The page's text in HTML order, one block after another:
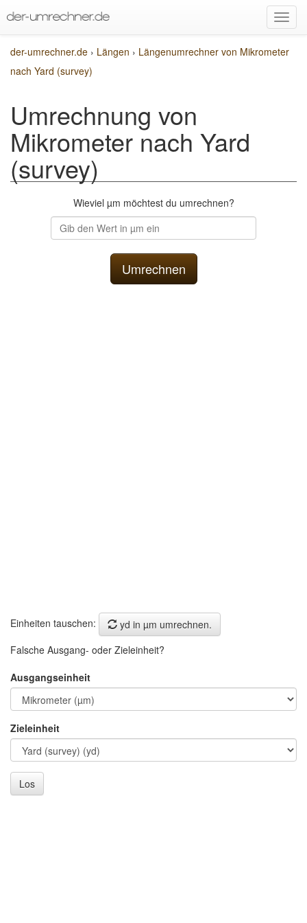
der-umrechner.de › Längen › Längenumrechner von Mikrometer
nach Yard (survey)
Umrechnung von
Mikrometer nach Yard
(survey)
Wieviel µm möchtest du umrechnen?
Einheiten tauschen:
yd in µm umrechnen.
Falsche Ausgang- oder Zieleinheit?
Ausgangseinheit
Zieleinheit
Los